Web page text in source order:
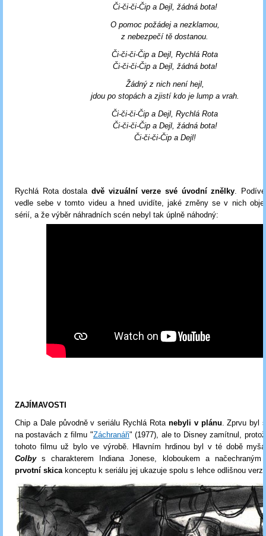
Či-či-či-Čip a Dejl, žádná bota!
O pomoc požádej a nezklamou,
z nebezpečí tě dostanou.
Či-či-či-Čip a Dejl, Rychlá Rota
Či-či-či-Čip a Dejl, žádná bota!
Žádný z nich není hejl,
jdou po stopách a zjistí kdo je lump a vrah.
Či-či-či-Čip a Dejl, Rychlá Rota
Či-či-či-Čip a Dejl, žádná bota!
Či-či-či-Čip a Dejl!
Rychlá Rota dostala dvě vizuální verze své úvodní znělky .
vedle sebe v tomto videu a hned uvidíte, jaké změny se v nich
sérií, a že výběr náhradních scén nebyl tak úplně náhodný:
ZAJÍMAVOSTI
Chip a Dale původně v seriálu Rychlá Rota nebyli v plánu .Zprvu byl
na postavách z filmu "Záchranáři" (1977), ale to Disney zamítnul,
tohoto filmu už bylo ve výrobě. Hlavním hrdinou byl v té době
Colbys charakterem Indiana Jonese, kloboukem a načechraným
prvotní skica konceptu k seriálu jej ukazuje spolu s lehce odlišnou